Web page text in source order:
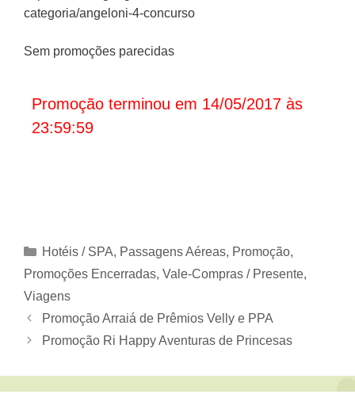
categoria/angeloni-4-concurso
Sem promoções parecidas
Promoção terminou em 14/05/2017 às
23:59:59
Categorias
Hotéis / SPA, Passagens Aéreas, Promoção,
Promoções Encerradas, Vale-Compras / Presente,
Viagens
Promoção Arraiá de Prêmios Velly e PPA
Promoção Ri Happy Aventuras de Princesas